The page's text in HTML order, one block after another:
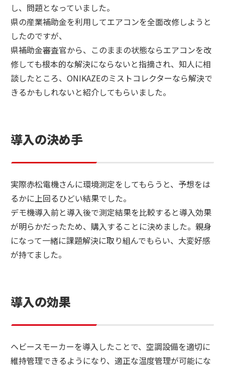
し、問題となっていました。
県の産業補助金を利用してエアコンを全面改修しようと
したのですが、
県補助金審査官から、このままの状態ならエアコンを改
修しても根本的な解決にならないと指摘され、知人に相
談したところ、ONIKAZEのミストコレクターなら解決で
きるかもしれないと紹介してもらいました。
導入の決め手
実際赤松電機さんに環境測定をしてもらうと、予想をは
るかに上回るひどい結果でした。
デモ機導入前と導入後で測定結果を比較すると導入効果
が明らかだったため、購入することに決めました。親身
になって一緒に課題解決に取り組んでもらい、大変好感
が持てました。
導入の効果
ヘビースモーカーを導入したことで、空調設備を適切に
維持管理できるようになり、適正な温度管理が可能にな